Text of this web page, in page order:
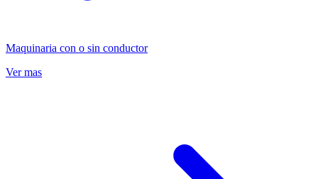
Maquinaria con o sin conductor
Ver mas